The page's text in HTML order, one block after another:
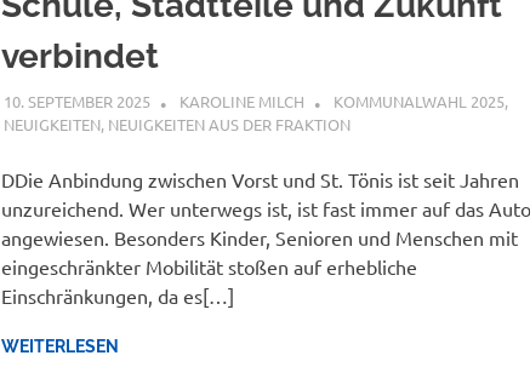
verbindet
10. SEPTEMBER 2025 KAROLINE MILCH KOMMUNALWAHL 2025,
NEUIGKEITEN, NEUIGKEITEN AUS DER FRAKTION
DDie Anbindung zwischen Vorst und St. Tönis ist seit Jahren
unzureichend. Wer unterwegs ist, ist fast immer auf das Auto
angewiesen. Besonders Kinder, Senioren und Menschen mit
eingeschränkter Mobilität stoßen auf erhebliche
Einschränkungen, da es[…]
WEITERLESEN